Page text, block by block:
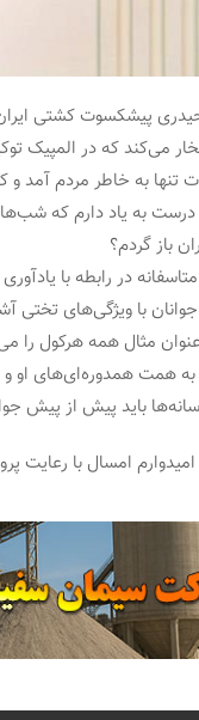
پیشکسوت کشتی
می‌کند که در المپیک
تنها به خاطر مردم آمد
درست به یاد دارم که
باز گردم؟
در‌ رابطه با
با ویژگی‌های تختی
عنوان مثال همه هرکول را
همت همدوره‌ای‌های او و
باید پیش از پیش
امسال با رعایت پروتکل های بهداشتی